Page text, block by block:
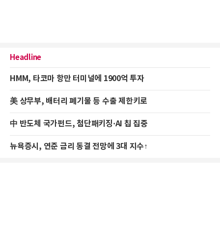
Headline
HMM, 타코마 항만 터미널에 1900억 투자
美 상무부, 배터리 폐기물 등 수출 제한키로
中 반도체 국가펀드, 첨단패키징·AI 칩 집중
뉴욕증시, 연준 금리 동결 전망에 3대 지수↑